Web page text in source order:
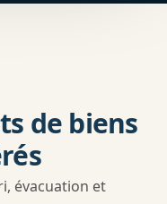
de biens
évacuation et